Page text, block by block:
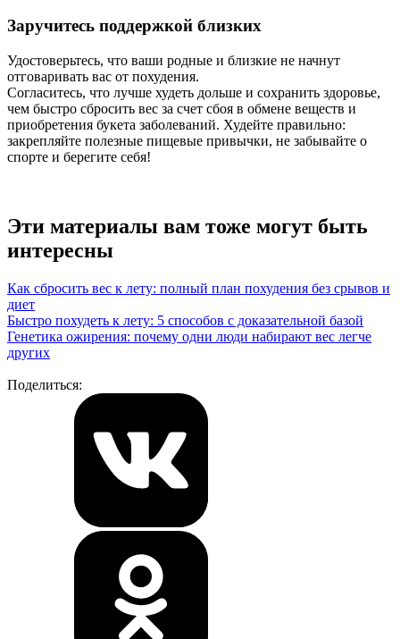
Заручитесь поддержкой близких
Удостоверьтесь, что ваши родные и близкие не начнут
отговаривать вас от похудения.
Согласитесь, что лучше худеть дольше и сохранить здоровье,
чем быстро сбросить вес за счет сбоя в обмене веществ и
приобретения букета заболеваний. Худейте правильно:
закрепляйте полезные пищевые привычки, не забывайте о
спорте и берегите себя!
Эти материалы вам тоже могут быть
интересны
Как сбросить вес к лету: полный план похудения без срывов и
диет
Быстро похудеть к лету: 5 способов с доказательной базой
Генетика ожирения: почему одни люди набирают вес легче
других
Поделиться: